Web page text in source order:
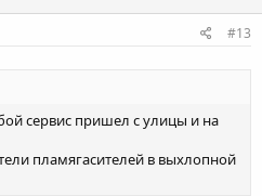
#13
сервис пришел с улицы и на
пламягасителей в выхлопной